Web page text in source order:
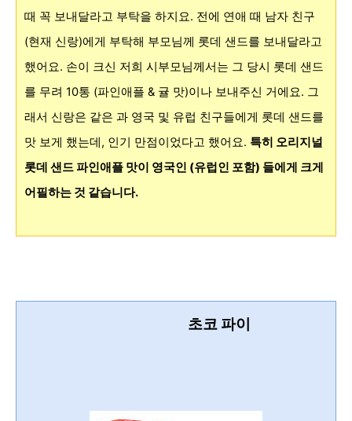
때 꼭 보내달라고 부탁을 하지요. 전에 연애 때 남자 친구
(현재 신랑)에게 부탁해 부모님께 롯데 샌드를 보내달라고
했어요. 손이 크신 저희 시부모님께서는 그 당시 롯데 샌드
를 무려 10통 (파인애플 & 귤 맛)이나 보내주신 거에요. 그
래서 신랑은 같은 과 영국 및 유럽 친구들에게 롯데 샌드를
맛 보게 했는데, 인기 만점이었다고 했어요. 특히 오리지널
롯데 샌드 파인애플 맛이 영국인 (유럽인 포함) 들에게 크게
어필하는 것 같습니다.
초코 파이